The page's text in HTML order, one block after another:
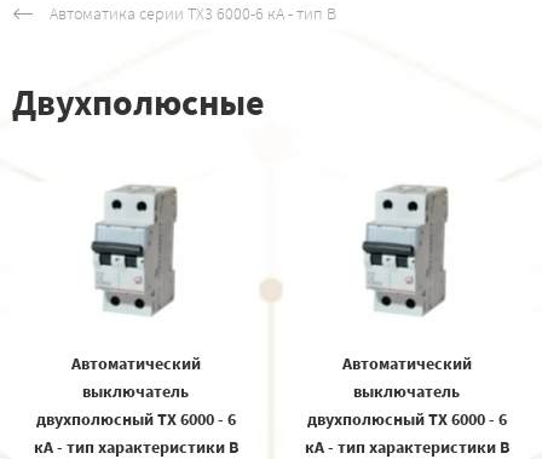
Автоматика серии TX3 6000-6 кА - тип B
Двухполюсные
Автоматический
выключатель
двухполюсный TX 6000 - 6
кА - тип характеристики B
Автоматический
выключатель
двухполюсный TX 6000 - 6
кА - тип характеристики B